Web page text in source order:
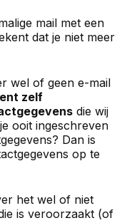
mail met een
dat je niet meer
wel of geen e-mail
zelf
die wij
ooit ingeschreven
Dan is
op te
het wel of niet
is veroorzaakt (of